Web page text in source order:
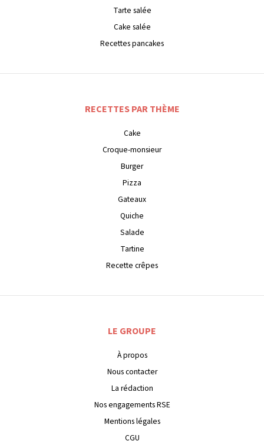
Tarte salée
Cake salée
Recettes pancakes
RECETTES PAR THÈME
Cake
Croque-monsieur
Burger
Pizza
Gateaux
Quiche
Salade
Tartine
Recette crêpes
LE GROUPE
À propos
Nous contacter
La rédaction
Nos engagements RSE
Mentions légales
CGU